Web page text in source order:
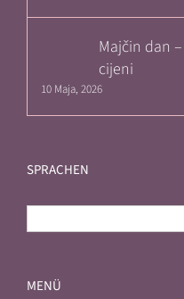
Majčin dan
cijeni
10 Maja, 2026
SPRACHEN
MENÜ